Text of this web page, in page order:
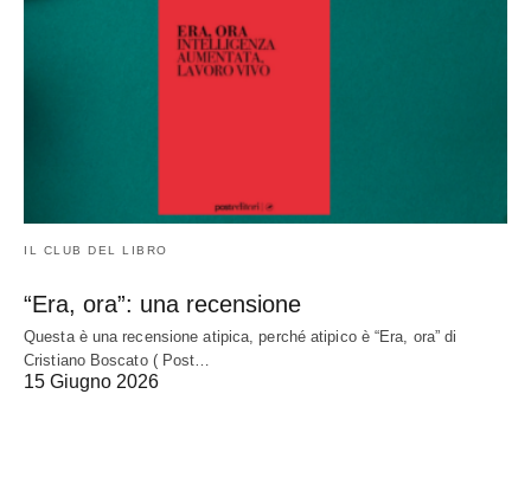
IL CLUB DEL LIBRO
“Era, ora”: una recensione
Questa è una recensione atipica, perché atipico è “Era, ora” di
Cristiano Boscato ( Post…
15 Giugno 2026